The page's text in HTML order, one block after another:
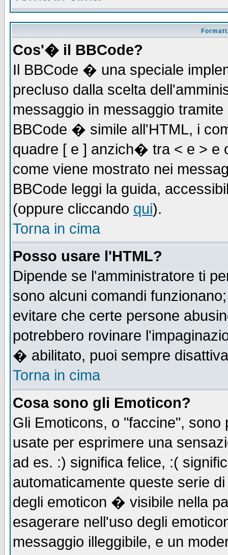
Cos'� il BBCode?
Il BBCode � una speciale
precluso dalla scelta
messaggio in messaggio
BBCode � simile all'HTML, i
quadre [ e ] anzich� tra < e > e
come viene mostrato nei
BBCode leggi la guida,
(oppure cliccando qui).
Torna in cima
Posso usare l'HTML?
Dipende se l'amministratore ti
sono alcuni comandi
evitare che certe persone
potrebbero rovinare
� abilitato, puoi sempre
Torna in cima
Cosa sono gli Emoticon?
Gli Emoticons, o "faccine",
usate per esprimere una
ad es. :) significa felice, :(
automaticamente queste serie
degli emoticon � visibile nella
esagerare nell'uso degli
messaggio illeggibile, e un